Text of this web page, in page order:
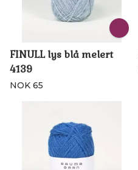
FINULL lys blå melert
4139
NOK 65